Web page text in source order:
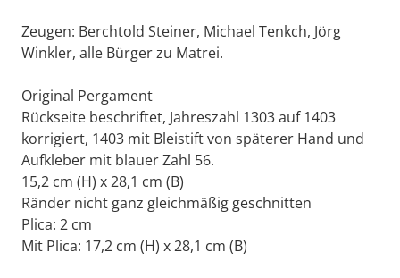
Zeugen: Berchtold Steiner, Michael Tenkch, Jörg
Winkler, alle Bürger zu Matrei.
Original Pergament
Rückseite beschriftet, Jahreszahl 1303 auf 1403
korrigiert, 1403 mit Bleistift von späterer Hand und
Aufkleber mit blauer Zahl 56.
15,2 cm (H) x 28,1 cm (B)
Ränder nicht ganz gleichmäßig geschnitten
Plica: 2 cm
Mit Plica: 17,2 cm (H) x 28,1 cm (B)